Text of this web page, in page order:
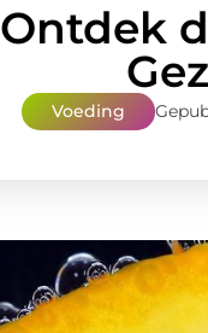
Ontdek
Voeding